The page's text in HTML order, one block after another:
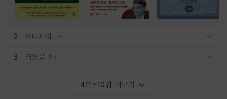
2 오디세이
3 임영웅 3
4위~10위 더보기